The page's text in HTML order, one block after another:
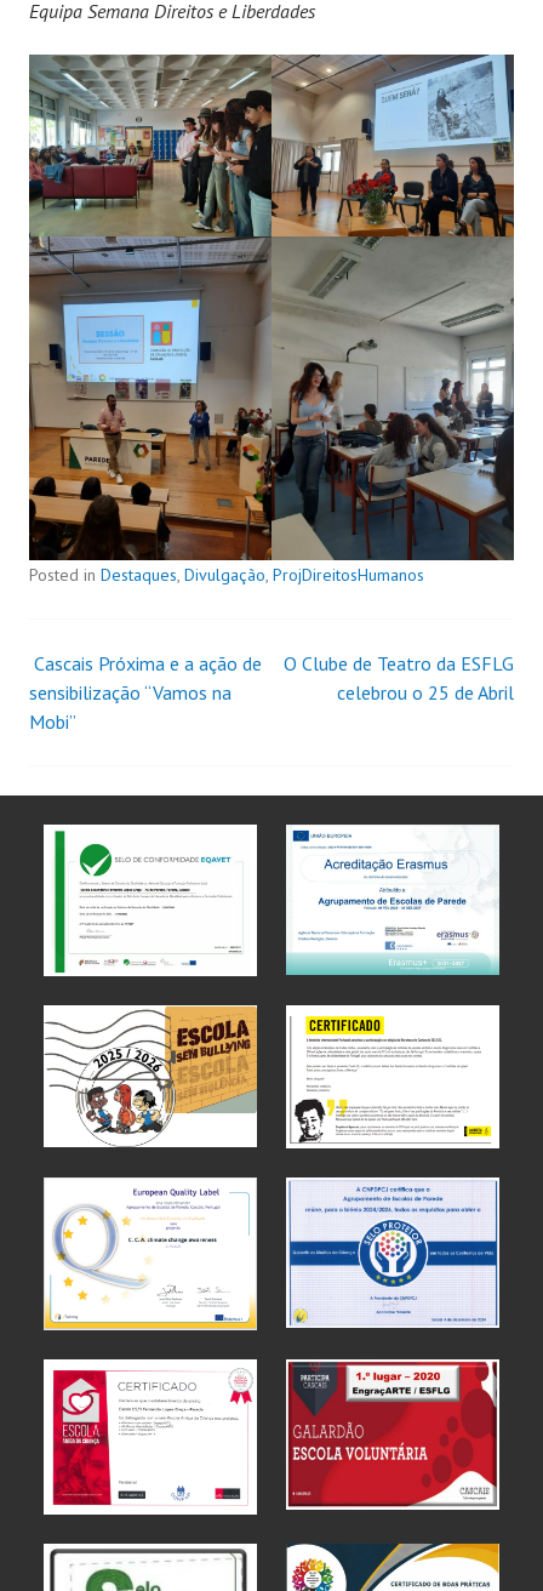
Equipa Semana Direitos e Liberdades
Posted in Destaques, Divulgação, ProjDireitosHumanos
Cascais Próxima e a ação de
sensibilização “Vamos na
Mobi”
O Clube de Teatro da ESFLG
celebrou o 25 de Abril